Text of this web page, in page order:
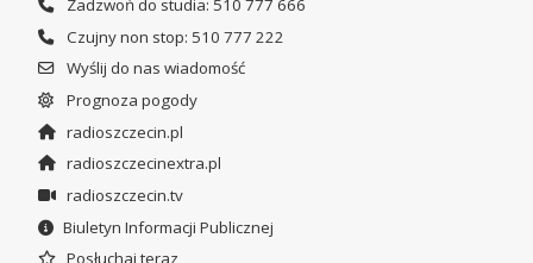
Zadzwoń do studia: 510 777 666
Czujny non stop: 510 777 222
Wyślij do nas wiadomość
Prognoza pogody
radioszczecin.pl
radioszczecinextra.pl
radioszczecin.tv
Biuletyn Informacji Publicznej